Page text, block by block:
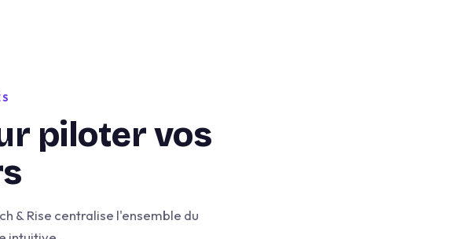
piloter vos
& Rise centralise l'ensemble du